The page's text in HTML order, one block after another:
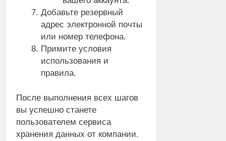
Добавьте резервный
адрес электронной почты
или номер телефона.
Примите условия
использования и
правила.
После выполнения всех шагов
вы успешно станете
пользователем сервиса
хранения данных от компании.